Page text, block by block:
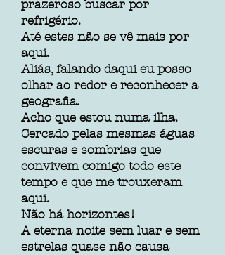
prazeroso buscar por
refrigério.
Até estes não se vê mais por
aqui.
Aliás, falando daqui eu posso
olhar ao redor e reconhecer a
geografia.
Acho que estou numa ilha.
Cercado pelas mesmas águas
escuras e sombrias que
convivem comigo todo este
tempo e que me trouxeram
aqui.
Não há horizontes!
A eterna noite sem luar e sem
estrelas quase não causa